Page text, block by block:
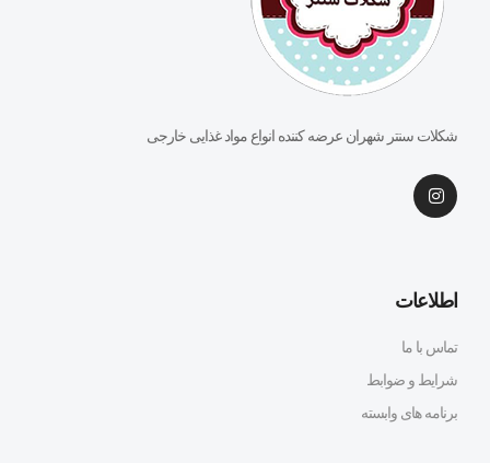
شکلات سنتر شهران عرضه کننده انواع مواد غذایی خارجی
اطلاعات
تماس با ما
شرایط و ضوابط
برنامه های وابسته